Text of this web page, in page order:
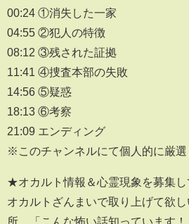
00:24 ①消失した一家
04:55 ②犯人の特徴
08:12 ③残された証拠
11:41 ④捜査本部の失敗
14:56 ⑤疑惑
18:13 ⑥考察
21:09 エンディング
※このチャンネルにて個人的に厳選
★オカルト情報＆心霊現象を募集
オカルトざんまいで取り上げて欲
所、「こんな怖い話知っています